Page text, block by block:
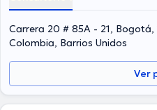
Carrera 20 # 85A - 21, Bogotá,
Colombia, Barrios Unidos
Ver